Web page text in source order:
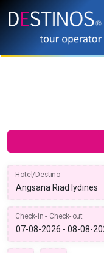
Hotel/Destino
Check-in - Check-out